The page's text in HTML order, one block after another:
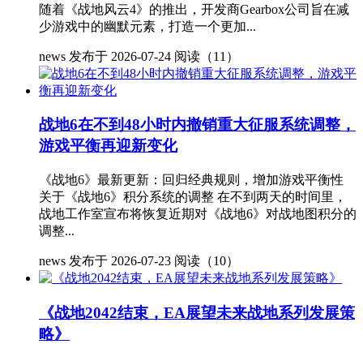
随着《战地风云4》的推出，开发商Gearbox公司旨在减
少游戏中的幽默元素，打造一个更加...
news 发布于 2026-07-24 阅读（11）
战地6在不到48小时内撤销重大征服系统调整，
游戏平衡再迎新变化
《战地6》最新更新：回归经典规则，增加游戏平衡性
关于《战地6》积分系统的调整 在不到两天的时间里，
战地工作室宣布将恢复近期对《战地6》对战地图积分的
调整...
news 发布于 2026-07-23 阅读（10）
《战地2042结束，EA展望未来战地系列发展策
略》